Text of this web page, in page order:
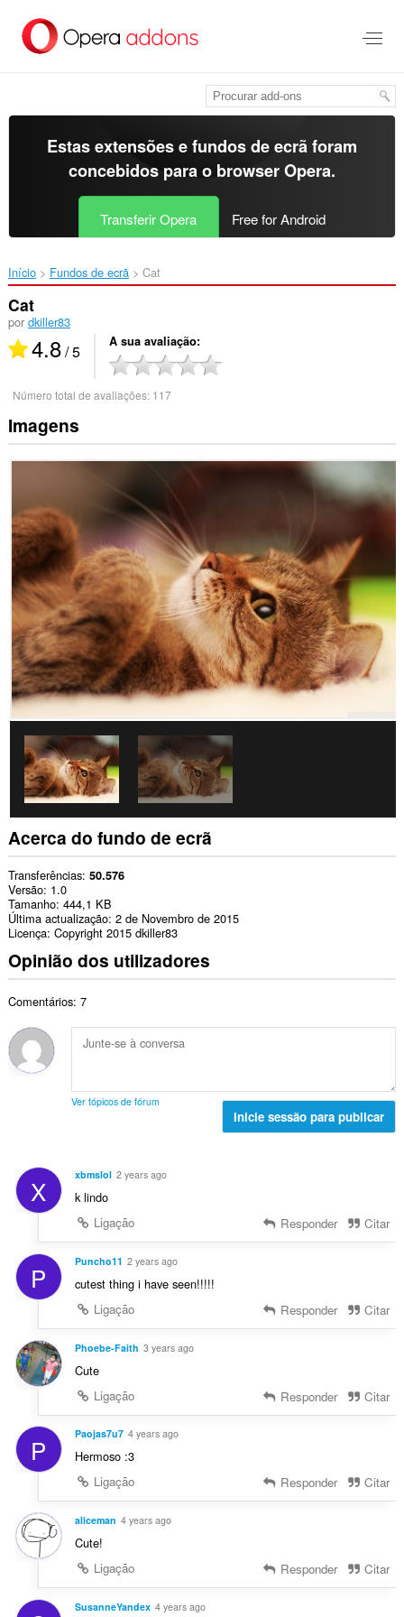
para
Estas extensões e fundos de ecrã foram
concebidos para o browser Opera.
Transferir Opera Free for Android
Início Fundos de ecrã Cat‎
Cat
por dkiller83
4.8/ 5 A sua avaliação
Número total de avaliações: 117
Imagens
Acerca do fundo de ecrã
Transferências 50.576
Versão 1.0
Tamanho 444,1 KB
Última actualização 2 de Novembro de 2015
Licença Copyright 2015 dkiller83
Opinião dos utilizadores
Comentários: 7
Ver tópicos de fórum
Inicie sessão para publicar
X xbmslol 2 years ago
k lindo
Ligação
Responder Citar
P Puncho11 2 years ago
cutest thing i have seen!!!!!
Ligação
Responder Citar
Phoebe-Faith 3 years ago
Cute
Ligação
Responder Citar
P Paojas7u7 4 years ago
Hermoso :3
Ligação
Responder Citar
aliceman 4 years ago
Cute!
Ligação
Responder Citar
SusanneYandex 4 years ago